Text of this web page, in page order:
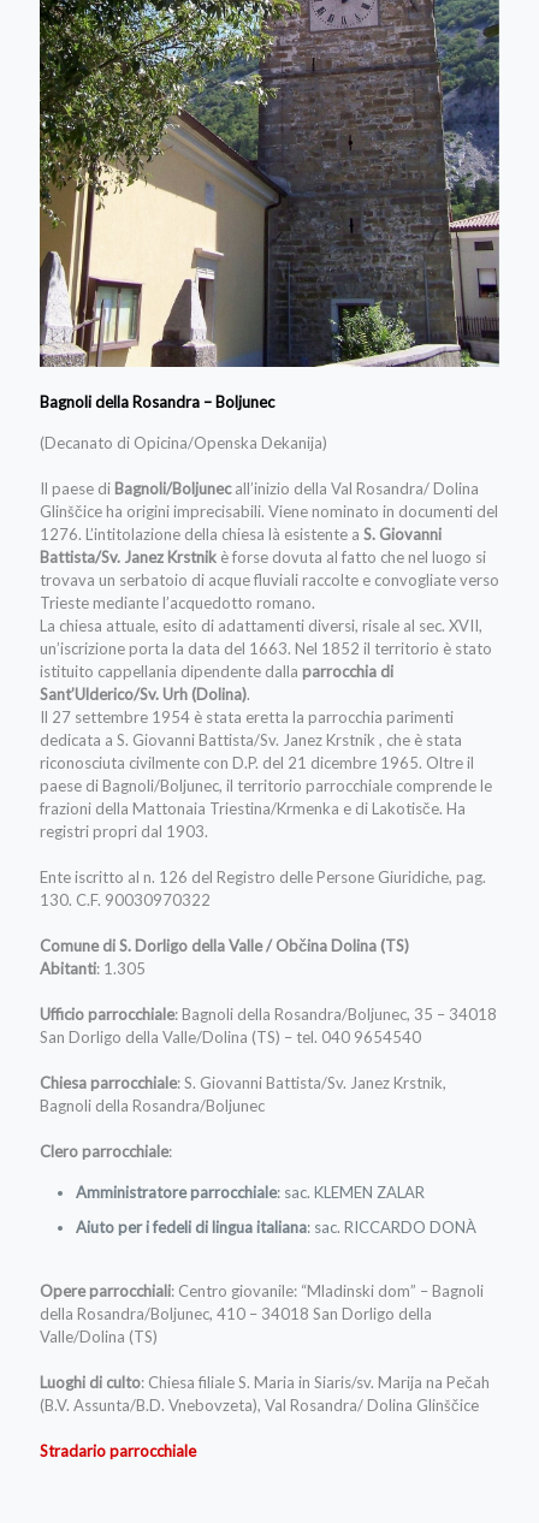
Bagnoli della Rosandra – Boljunec
(Decanato di Opicina/Openska Dekanija)
Il paese di Bagnoli/Boljunecall’inizio della Val Rosandra/ Dolina
Glinščice ha origini imprecisabili. Viene nominato in documenti del
1276. L’intitolazione della chiesa là esistente a S. Giovanni
Battista/Sv. Janez Krstnik è forse dovuta al fatto che nel luogo si
trovava un serbatoio di acque fluviali raccolte e convogliate verso
Trieste mediante l’acquedotto romano.
La chiesa attuale, esito di adattamenti diversi, risale al sec. XVII,
un’iscrizione porta la data del 1663. Nel 1852 il territorio è stato
istituito cappellania dipendente dalla parrocchia di
Sant’Ulderico/Sv. Urh (Dolina).
Il 27 settembre 1954 è stata eretta la parrocchia parimenti
dedicata a S. Giovanni Battista/Sv. Janez Krstnik , che è stata
riconosciuta civilmente con D.P. del 21 dicembre 1965. Oltre il
paese di Bagnoli/Boljunec, il territorio parrocchiale comprende le
frazioni della Mattonaia Triestina/Krmenka e di Lakotisče. Ha
registri propri dal 1903.
Ente iscritto al n. 126 del Registro delle Persone Giuridiche, pag.
130. C.F. 90030970322
Comune di S. Dorligo della Valle / Občina Dolina (TS)
Abitanti: 1.305
Ufficio parrocchiale: Bagnoli della Rosandra/Boljunec, 35 – 34018
San Dorligo della Valle/Dolina (TS) – tel. 040 9654540
Chiesa parrocchiale: S. Giovanni Battista/Sv. Janez Krstnik,
Bagnoli della Rosandra/Boljunec
Clero parrocchiale:
Amministratore parrocchiale: sac. KLEMEN ZALAR
Aiuto per i fedeli di lingua italiana: sac. RICCARDO DONÀ
Opere parrocchiali: Centro giovanile: “Mladinski dom” – Bagnoli
della Rosandra/Boljunec, 410 – 34018 San Dorligo della
Valle/Dolina (TS)
Luoghi di culto: Chiesa filiale S. Maria in Siaris/sv. Marija na Pečah
(B.V. Assunta/B.D. Vnebovzeta), Val Rosandra/ Dolina Glinščice
Stradario parrocchiale